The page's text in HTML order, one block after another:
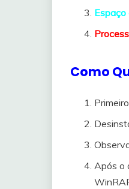
Espaço
Como
Após o